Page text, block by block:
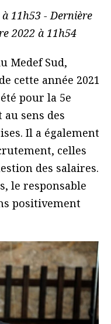
11h53 - Dernière
2022 à 11h54
Medef Sud,
cette année 2021
pour la 5e
au sens des
Il a également
celles
des salaires.
le responsable
positivement